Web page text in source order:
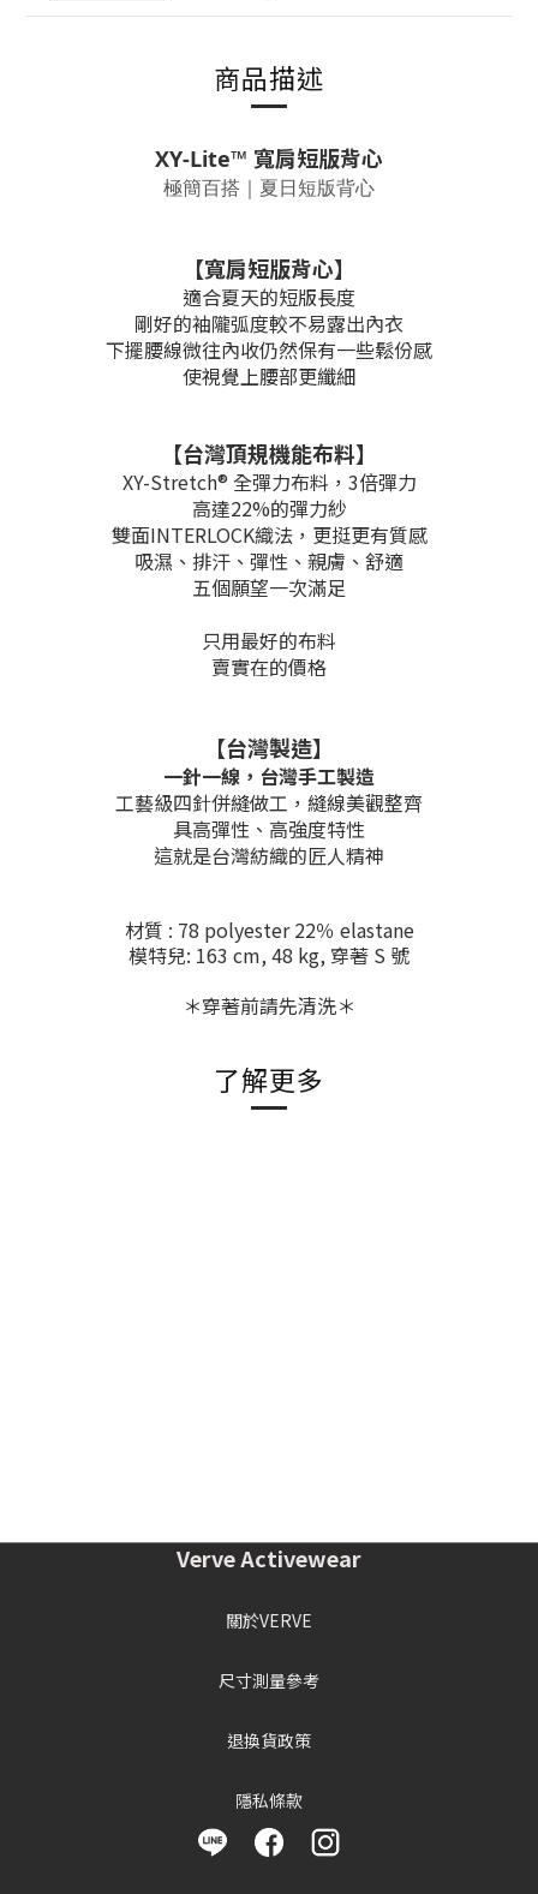
商品描述
XY-Lite™ 寬肩短版背心
極簡百搭｜夏日短版背心
【寬肩短版背心】
適合夏天的短版長度
剛好的袖隴弧度較不易露出內衣
下擺腰線微往內收仍然保有一些鬆份感
使視覺上腰部更纖細
【台灣頂規機能布料】
XY-Stretch® 全彈力布料，3倍彈力
高達22%的彈力紗
雙面INTERLOCK織法，更挺更有質感
吸濕、排汗、彈性、親膚、舒適
五個願望一次滿足
只用最好的布料
賣實在的價格
【台灣製造】
一針一線， 台灣手工製造
工藝級四針併縫做工，縫線美觀整齊
具高彈性、高強度特性
這就是台灣紡織的匠人精神
材質 : 78 polyester 22％ elastane
模特兒: 163 cm, 48 kg, 穿著 S 號
＊穿著前請先清洗＊
了解更多
Verve Activewear
關於VERVE
尺寸測量參考
退換貨政策
隱私條款